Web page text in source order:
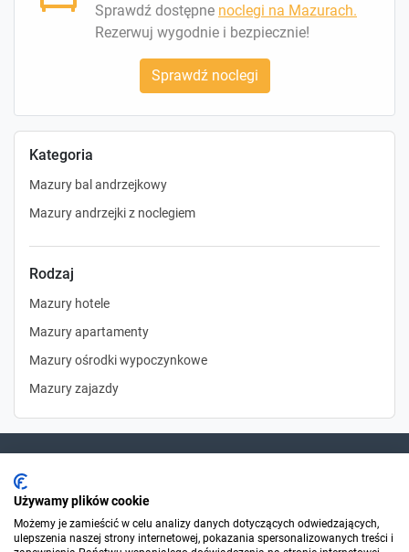
Kategoria
Mazury bal andrzejkowy
Mazury andrzejki z noclegiem
Rodzaj
Mazury hotele
Mazury apartamenty
Mazury ośrodki wypoczynkowe
Mazury zajazdy
Sprawdź dostępne noclegi na Mazurach.
Rezerwuj wygodnie i bezpiecznie!
Sprawdź noclegi
Dla szukających
Używamy plików cookie
Możemy je zamieścić w celu analizy danych dotyczących odwiedzających,
ulepszenia naszej strony internetowej, pokazania spersonalizowanych treści i